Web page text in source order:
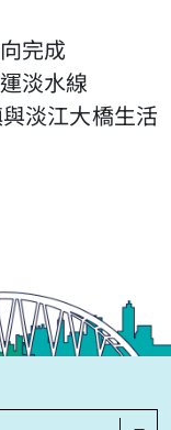
完成
淡水線
淡江大橋生活